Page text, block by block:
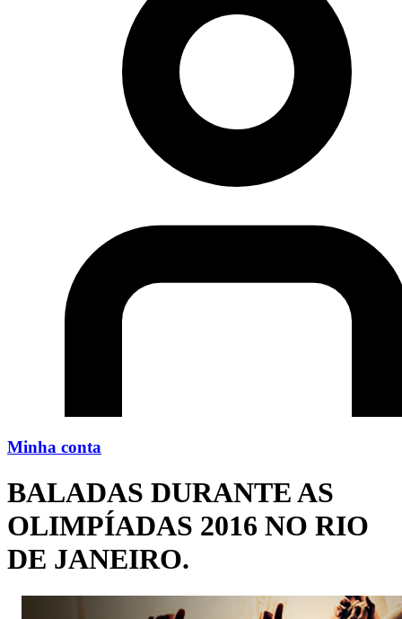
Minha conta
BALADAS DURANTE AS
OLIMPÍADAS 2016 NO RIO
DE JANEIRO.